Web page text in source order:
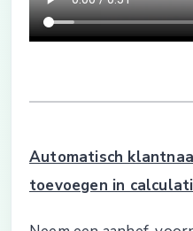
Automatisch
toevoegen in